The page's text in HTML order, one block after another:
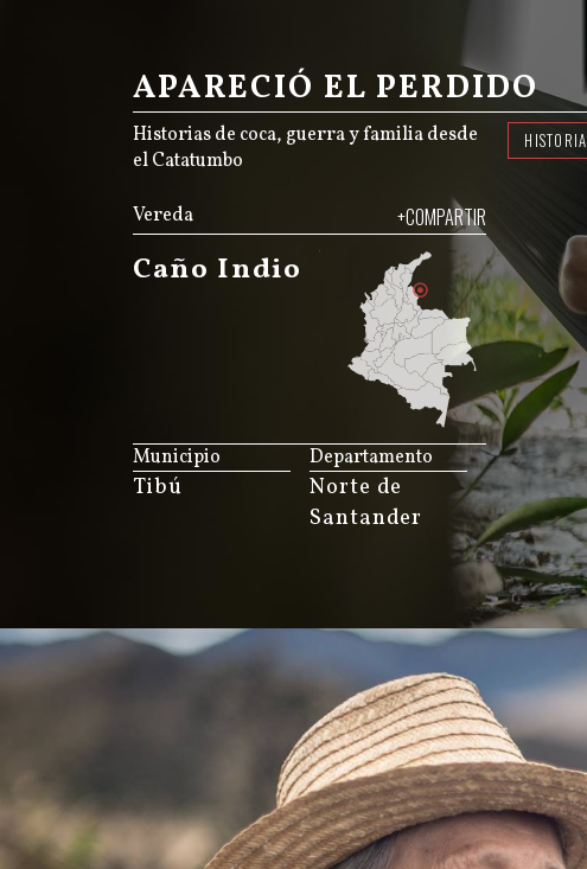
APARECIÓ EL PERDIDO
Historias de coca, guerra y familia desde
el Catatumbo
Vereda +COMPARTIR
Caño Indio
Municipio
Tibú
Departamento
Norte de
Santander
HISTORIA